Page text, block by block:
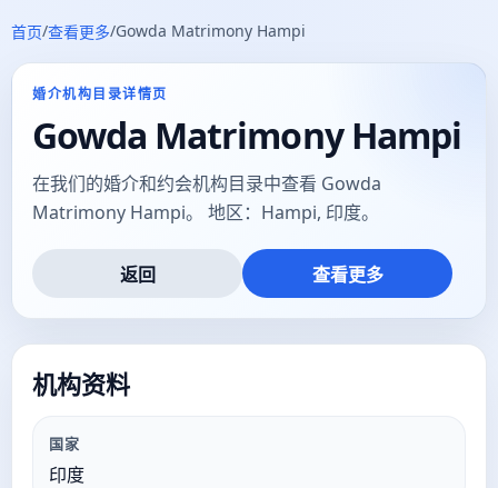
首页/查看更多/Gowda Matrimony Hampi
婚介机构目录详情页
Gowda Matrimony Hampi
在我们的婚介和约会机构目录中查看 Gowda
Matrimony Hampi。 地区：Hampi, 印度。
返回 查看更多
机构资料
国家
印度